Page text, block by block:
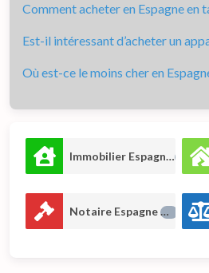
Comment acheter en Espagne en
Est-il intéressant d’acheter un
Où est-ce le moins cher en
Immobilier Espagne
Notaire Espagne1